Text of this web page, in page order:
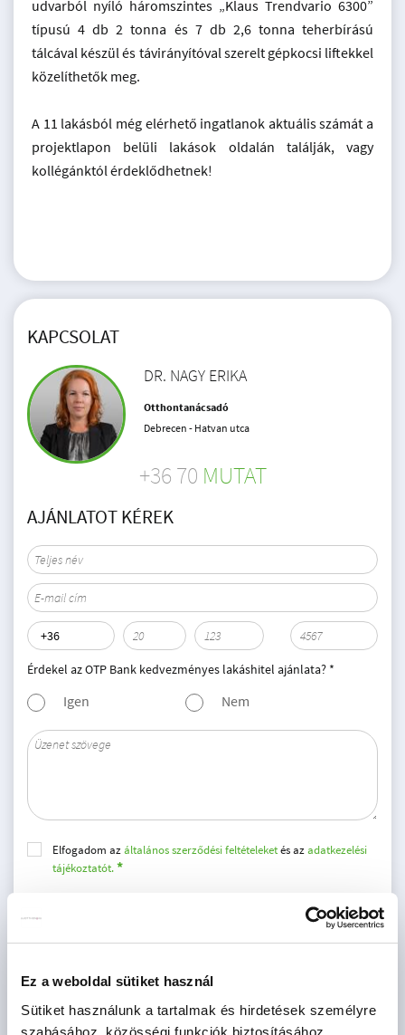
Ez a weboldal sütiket használ
Sütiket használunk a tartalmak és hirdetések személyre
szabásához, közösségi funkciók biztosításához,
udvarból nyíló háromszintes „Klaus Trendvario 6300”
típusú 4 db 2 tonna és 7 db 2,6 tonna teherbírású
tálcával készül és távirányítóval szerelt gépkocsi liftekkel
közelíthetők meg.
A 11 lakásból még elérhető ingatlanok aktuális számát a
projektlapon belüli lakások oldalán találják, vagy
kollégánktól érdeklődhetnek!
KAPCSOLAT
DR. NAGY ERIKA
Otthontanácsadó
Debrecen - Hatvan utca
+36 70 MUTAT
AJÁNLATOT KÉREK
Érdekel az OTP Bank kedvezményes lakáshitel ajánlata? *
Igen Nem
Elfogadom azáltalános szerződési feltételeketés azadatkezelési
tájékoztatót.
Hozzájárulok az adatvédelmi tájékoztatóban leírtak szerinti
* A kérdésre „Igen” válasz bejelölése esetén, az „Üzenet
Nyrt.Adatkezelési tájékoztatójának tartalmát